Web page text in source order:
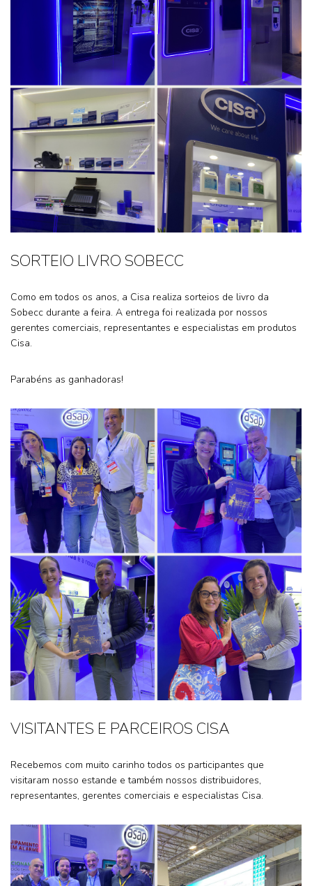
SORTEIO LIVRO SOBECC
Como em todos os anos, a Cisa realiza sorteios de livro da
Sobecc durante a feira. A entrega foi realizada por nossos
gerentes comerciais, representantes e especialistas em produtos
Cisa.
Parabéns as ganhadoras!
VISITANTES E PARCEIROS CISA
Recebemos com muito carinho todos os participantes que
visitaram nosso estande e também nossos distribuidores,
representantes, gerentes comerciais e especialistas Cisa.